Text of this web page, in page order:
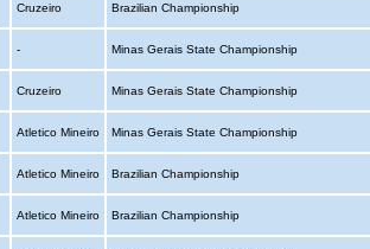
Cruzeiro Brazilian Championship
- Minas Gerais State Championship
Cruzeiro Minas Gerais State Championship
Atletico Mineiro Minas Gerais State Championship
Atletico Mineiro Brazilian Championship
Atletico Mineiro Brazilian Championship